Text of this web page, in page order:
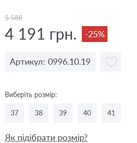
5 588
4 191 грн. -25%
Артикул: 0996.10.19
Виберіть розмір:
37 38 39 40 41
Як підібрати розмір?